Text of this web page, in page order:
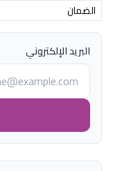
الضمان
البريد الإلكتروني